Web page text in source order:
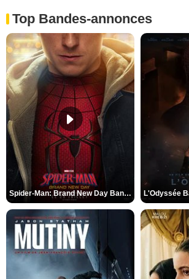
Top Bandes-annonces
Spider-Man: Brand New Day Bande-annonce VO STFR